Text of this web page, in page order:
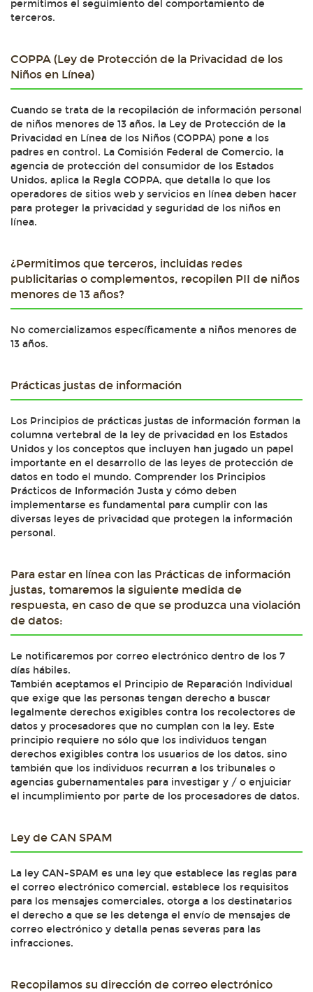
permitimos el seguimiento del comportamiento de
terceros.
COPPA (Ley de Protección de la Privacidad de los
Niños en Línea)
Cuando se trata de la recopilación de información personal
de niños menores de 13 años, la Ley de Protección de la
Privacidad en Línea de los Niños (COPPA) pone a los
padres en control. La Comisión Federal de Comercio, la
agencia de protección del consumidor de los Estados
Unidos, aplica la Regla COPPA, que detalla lo que los
operadores de sitios web y servicios en línea deben hacer
para proteger la privacidad y seguridad de los niños en
línea.
¿Permitimos que terceros, incluidas redes
publicitarias o complementos, recopilen PII de niños
menores de 13 años?
No comercializamos específicamente a niños menores de
13 años.
Prácticas justas de información
Los Principios de prácticas justas de información forman la
columna vertebral de la ley de privacidad en los Estados
Unidos y los conceptos que incluyen han jugado un papel
importante en el desarrollo de las leyes de protección de
datos en todo el mundo. Comprender los Principios
Prácticos de Información Justa y cómo deben
implementarse es fundamental para cumplir con las
diversas leyes de privacidad que protegen la información
personal.
Para estar en línea con las Prácticas de información
justas, tomaremos la siguiente medida de
respuesta, en caso de que se produzca una violación
de datos:
Le notificaremos por correo electrónico dentro de los 7
días hábiles.
También aceptamos el Principio de Reparación Individual
que exige que las personas tengan derecho a buscar
legalmente derechos exigibles contra los recolectores de
datos y procesadores que no cumplan con la ley. Este
principio requiere no sólo que los individuos tengan
derechos exigibles contra los usuarios de los datos, sino
también que los individuos recurran a los tribunales o
agencias gubernamentales para investigar y / o enjuiciar
el incumplimiento por parte de los procesadores de datos.
Ley de CAN SPAM
La ley CAN-SPAM es una ley que establece las reglas para
el correo electrónico comercial, establece los requisitos
para los mensajes comerciales, otorga a los destinatarios
el derecho a que se les detenga el envío de mensajes de
correo electrónico y detalla penas severas para las
infracciones.
Recopilamos su dirección de correo electrónico